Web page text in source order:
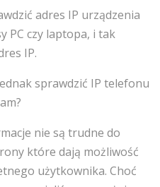
adres IP urządzenia
PC czy laptopa, i tak
IP.
sprawdzić IP telefonu
nie są trudne do
które dają możliwość
użytkownika. Choć